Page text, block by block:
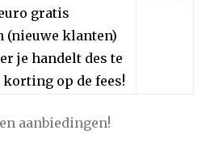
gratis
(nieuwe klanten)
je handelt des te
korting op de fees!
aanbiedingen!